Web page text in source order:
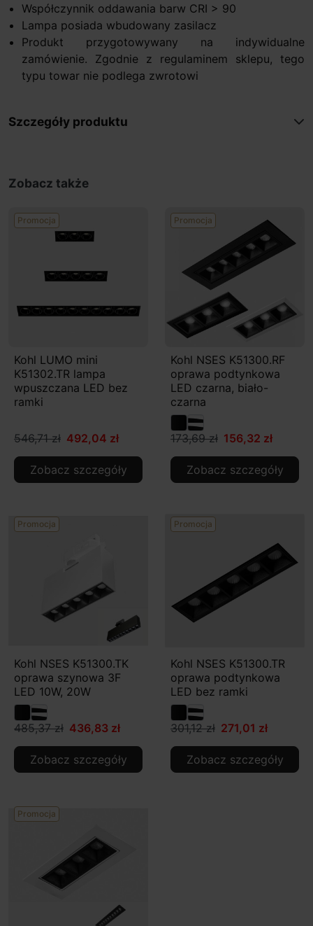
Współczynnik oddawania barw CRI > 90
Lampa posiada wbudowany zasilacz
Produkt przygotowywany na indywidualne
zamówienie. Zgodnie z regulaminem sklepu, tego
typu towar nie podlega zwrotowi
Szczegóły produktu
Zobacz także
Promocja
Kohl LUMO mini
K51302.TR lampa
wpuszczana LED bez
ramki
546,71 zł 492,04 zł
Zobacz szczegóły
Promocja
Kohl NSES K51300.RF
oprawa podtynkowa
LED czarna, biało-
czarna
173,69 zł 156,32 zł
Zobacz szczegóły
Promocja
Kohl NSES K51300.TK
oprawa szynowa 3F
LED 10W, 20W
485,37 zł 436,83 zł
Zobacz szczegóły
Promocja
Kohl NSES K51300.TR
oprawa podtynkowa
LED bez ramki
301,12 zł 271,01 zł
Zobacz szczegóły
Promocja